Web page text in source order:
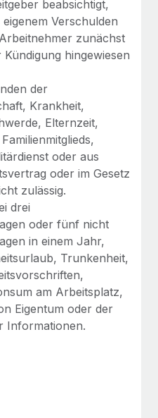
Benefits
mit Remote
die unglaubliche
erfolgreichen...
Integration mit
Management
bei Remote Unternehmen
die beste...
in 19 Ländern
im Bereich der
Apps. Das...
beabsichtigt,
Verschulden
zunächst
hingewiesen
der
Krankheit,
Elternzeit,
oder aus
oder im Gesetz
zulässig.
drei
oder fünf nicht
in einem Jahr,
Trunkenheit,
am Arbeitsplatz,
Eigentum oder der
Informationen.